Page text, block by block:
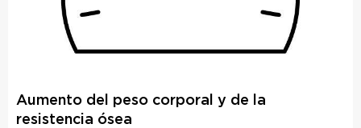
Aumento del peso corporal y de la
resistencia ósea